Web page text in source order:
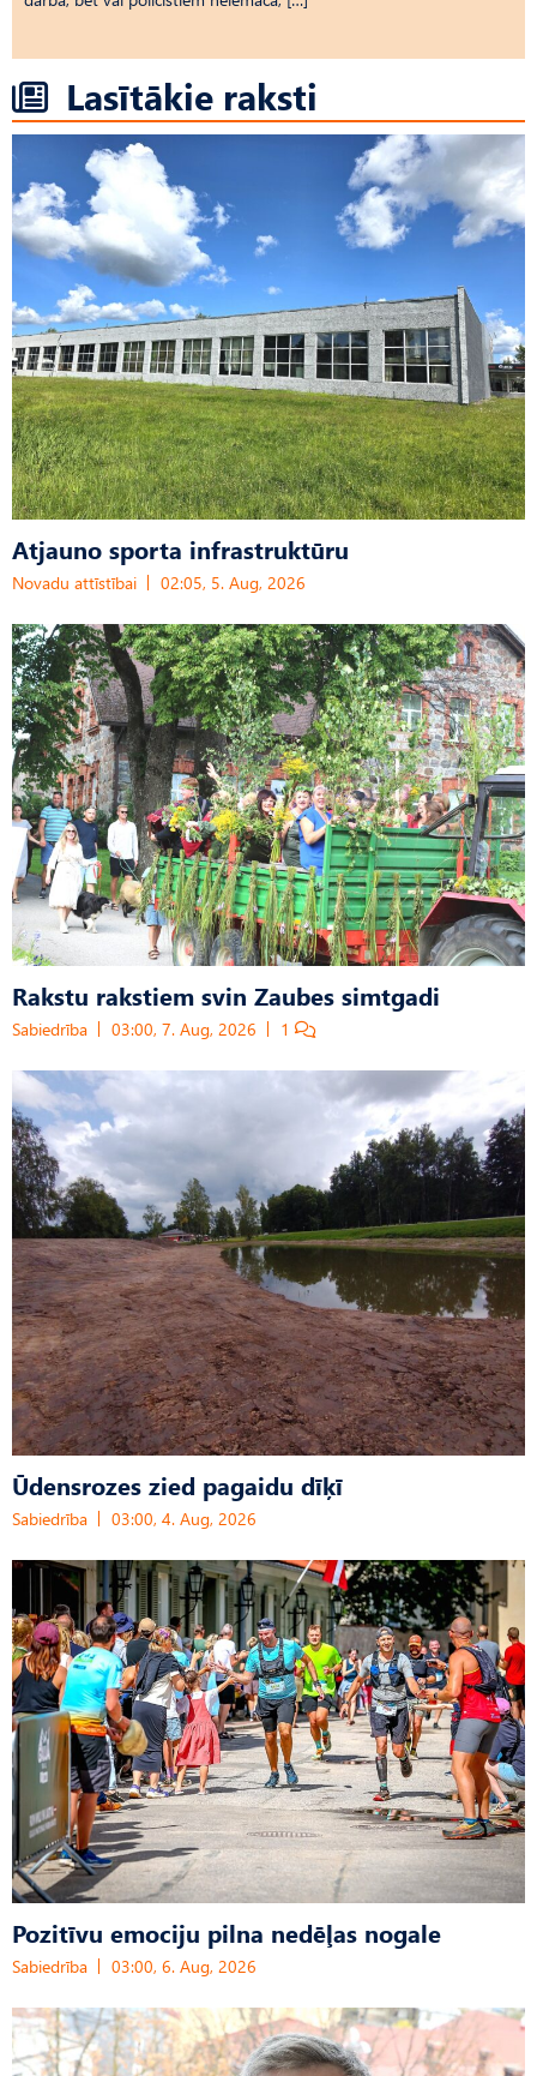
Lasītākie raksti
Atjauno sporta infrastruktūru
Novadu attīstībai 02:05, 5. Aug, 2026
Rakstu rakstiem svin Zaubes simtgadi
Sabiedrība 03:00, 7. Aug, 2026 1
Ūdensrozes zied pagaidu dīķī
Sabiedrība 03:00, 4. Aug, 2026
Pozitīvu emociju pilna nedēļas nogale
Sabiedrība 03:00, 6. Aug, 2026